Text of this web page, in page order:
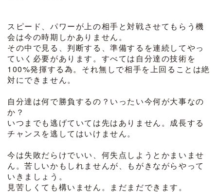
スピード、パワーが上の相手と対戦させてもらう機
会は今の時期しかありません。
その中で見る、判断する、準備するを連続してやっ
ていく必要があります。すべては自分達の技術を
100%発揮する為。それ無しで相手を上回ることは絶
対にできません。
自分達は何で勝負するの？いったい今何が大事なの
か？
いつまでも逃げていては先はありません。成長する
チャンスを逃してはいけません。
今は失敗だらけでいい、何失点しようとかまいませ
ん。苦しいかもしれませんが、もがきながらやって
いきましょう。
見苦しくても構いません。まだまだできます。